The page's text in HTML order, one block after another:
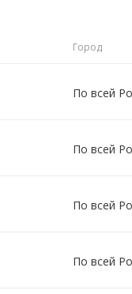
Город
По всей
По всей
По всей
По всей